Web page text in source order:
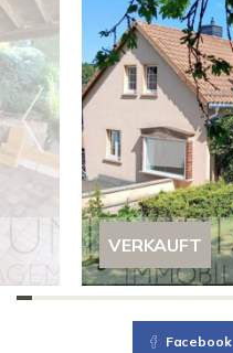
VERKAUFT
Facebook